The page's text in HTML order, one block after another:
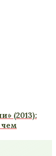
(2013):